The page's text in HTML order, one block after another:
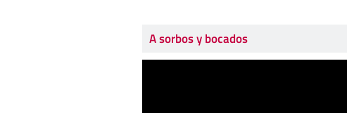
A sorbos y bocados